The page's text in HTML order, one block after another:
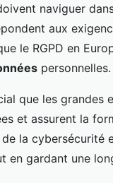
naviguer
aux
le RGPD en
personnelles.
que les grandes
et assurent la
la cybersécurité
gardant une